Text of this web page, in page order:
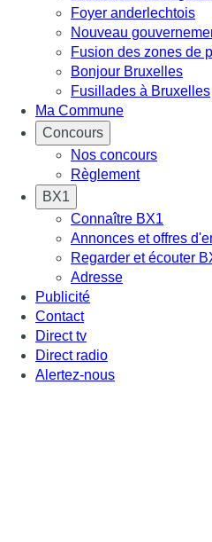
Foyer anderlechtois
Nouveau
Fusion des zones de
Bonjour Bruxelles
Fusillades à Bruxelles
Ma Commune
Concours
Nos concours
Règlement
BX1
Connaître BX1
Annonces et offres
Regarder et écouter
Adresse
Publicité
Contact
Direct tv
Direct radio
Alertez-nous